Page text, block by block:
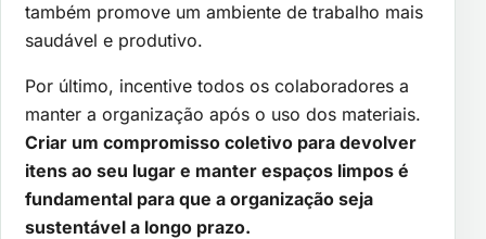
também promove um ambiente de trabalho mais
saudável e produtivo.
Por último, incentive todos os colaboradores a
manter a organização após o uso dos materiais.
Criar um compromisso coletivo para devolver
itens ao seu lugar e manter espaços limpos é
fundamental para que a organização seja
sustentável a longo prazo.